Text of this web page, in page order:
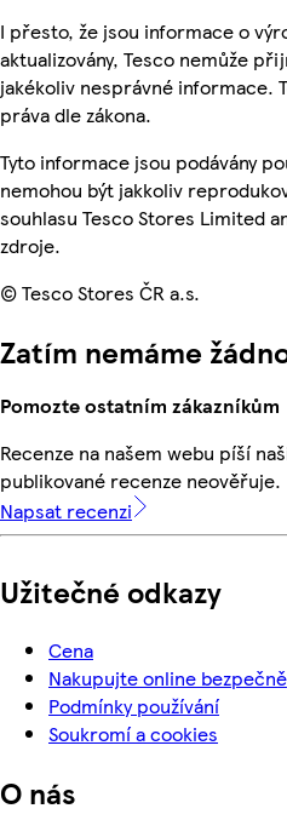
I přesto, že jsou informace o
aktualizovány, Tesco nemůže
jakékoliv nesprávné informace.
práva dle zákona.
Tyto informace jsou podávány
nemohou být jakkoliv
souhlasu Tesco Stores Limited
zdroje.
© Tesco Stores ČR a.s.
Zatím nemáme
Pomozte ostatním zákazníkům
Recenze na našem webu píší
publikované recenze neověřuje.
Napsat recenzi
Užitečné odkazy
Cena
Nakupujte online bezpečně
Podmínky používání
Soukromí a cookies
O nás